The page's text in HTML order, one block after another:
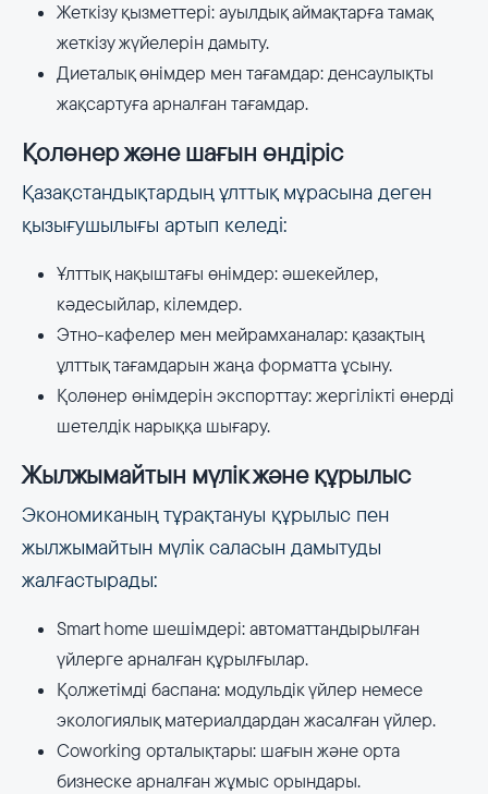
Жеткізу қызметтері: ауылдық аймақтарға тамақ
жеткізу жүйелерін дамыту.
Диеталық өнімдер мен тағамдар: денсаулықты
жақсартуға арналған тағамдар.
Қолөнер және шағын өндіріс
Қазақстандықтардың ұлттық мұрасына деген
қызығушылығы артып келеді:
Ұлттық нақыштағы өнімдер: әшекейлер,
кәдесыйлар, кілемдер.
Этно-кафелер мен мейрамханалар: қазақтың
ұлттық тағамдарын жаңа форматта ұсыну.
Қолөнер өнімдерін экспорттау: жергілікті өнерді
шетелдік нарыққа шығару.
Жылжымайтын мүлік және құрылыс
Экономиканың тұрақтануы құрылыс пен
жылжымайтын мүлік саласын дамытуды
жалғастырады:
Smart home шешімдері: автоматтандырылған
үйлерге арналған құрылғылар.
Қолжетімді баспана: модульдік үйлер немесе
экологиялық материалдардан жасалған үйлер.
Coworking орталықтары: шағын және орта
бизнеске арналған жұмыс орындары.